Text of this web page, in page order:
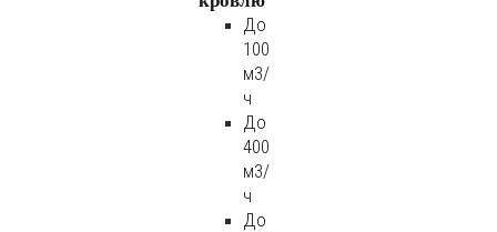
До
100
м3/
ч
До
400
м3/
ч
До